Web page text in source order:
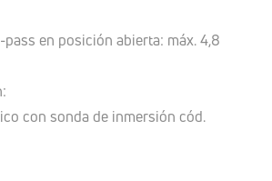
en posición abierta: máx. 4,8
con sonda de inmersión cód.